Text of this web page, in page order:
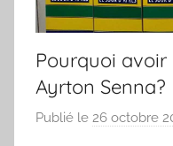
Pourquoi
Ayrton Senna?
Publié le 26 octobre